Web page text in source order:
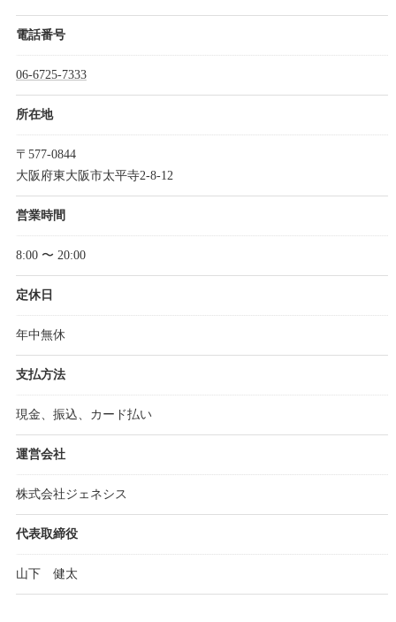
電話番号
06-6725-7333
所在地
〒577-0844
大阪府東大阪市太平寺2-8-12
営業時間
8:00 〜 20:00
定休日
年中無休
支払方法
現金、振込、カード払い
運営会社
株式会社ジェネシス
代表取締役
山下 健太